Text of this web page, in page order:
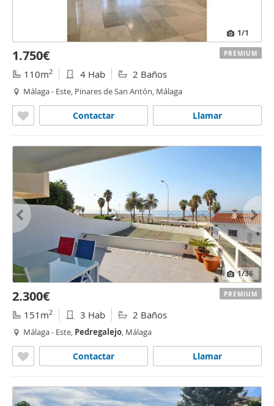
1/1
1.750€
110m2 4 Hab 2 Baños
Málaga - Este, Pinares de San Antón, Málaga
Llamar
Contactar
PREMIUM
1/36
2.300€
151m2 3 Hab 2 Baños
Málaga - Este, Pedregalejo, Málaga
Llamar
Contactar
PREMIUM